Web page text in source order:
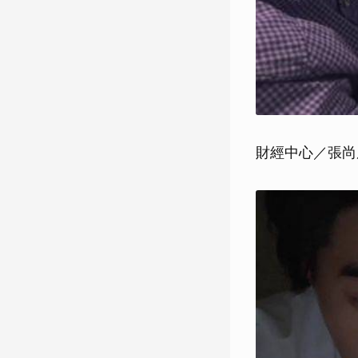
財經中心／張